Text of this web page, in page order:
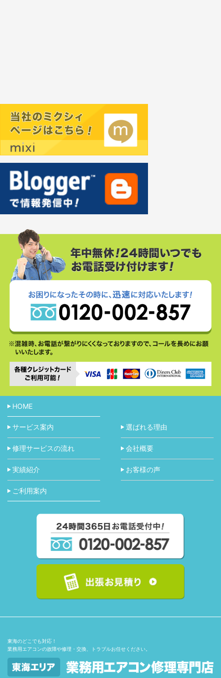
HOME
サービス案内 選ばれる理由
修理サービスの流れ 会社概要
実績紹介 お客様の声
ご利用案内
東海のどこでも対応！
業務用エアコンの故障や修理・交換、トラブルお任せください。